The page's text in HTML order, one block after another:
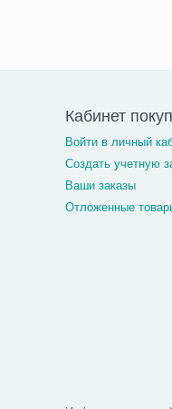
Кабинет
Войти в личный
Создать учетную
Ваши заказы
Отложенные